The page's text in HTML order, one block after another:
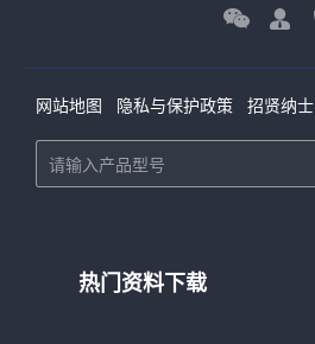
网站地图 隐私与保护政策 招贤纳士
热门资料下载